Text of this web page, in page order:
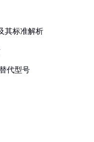
其标准解析
代型号